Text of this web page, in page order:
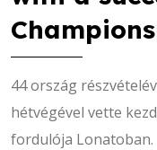
44 ország
hétvégével vette
fordulója Lonatoban.